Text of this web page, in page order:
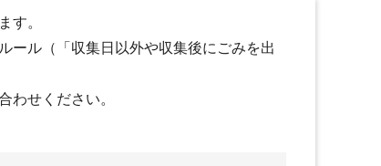
す。
ール（「収集日以外や収集後にごみを出
わせください。